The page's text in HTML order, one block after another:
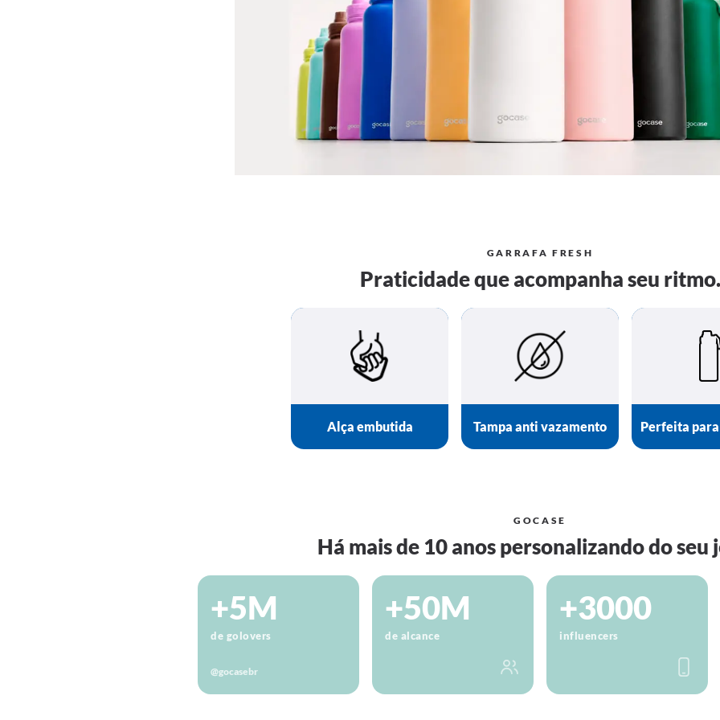
GARRAFA FRESH
Praticidade que acompanha seu ritmo.
Alça embutida Tampa anti vazamento Perfeita
GOCASE
Há mais de 10 anos personalizando do seu
+5M
de golovers
@gocasebr
+50M
de alcance
+3000
influencers